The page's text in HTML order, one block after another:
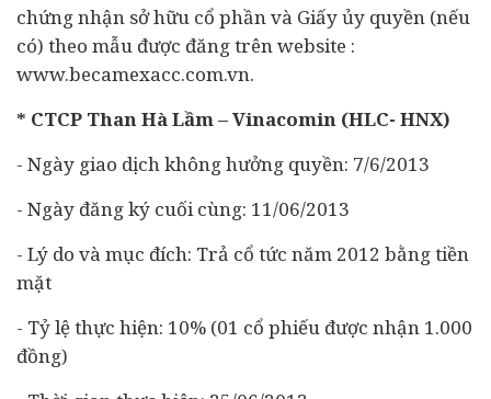
chứng nhận sở hữu cổ phần và Giấy ủy quyền (nếu
có) theo mẫu được đăng trên website :
www.becamexacc.com.vn.
* CTCP Than Hà Lầm – Vinacomin (HLC- HNX)
- Ngày giao dịch không hưởng quyền: 7/6/2013
- Ngày đăng ký cuối cùng: 11/06/2013
- Lý do và mục đích: Trả cổ tức năm 2012 bằng tiền
mặt
- Tỷ lệ thực hiện: 10% (01 cổ phiếu được nhận 1.000
đồng)